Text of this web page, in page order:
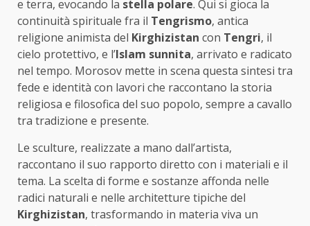
e terra, evocando la stella polare. Qui si gioca la
continuità spirituale fra il Tengrismo, antica
religione animista del Kirghizistan con Tengri, il
cielo protettivo, e l’Islam sunnita, arrivato e radicato
nel tempo. Morosov mette in scena questa sintesi tra
fede e identità con lavori che raccontano la storia
religiosa e filosofica del suo popolo, sempre a cavallo
tra tradizione e presente.
Le sculture, realizzate a mano dall’artista,
raccontano il suo rapporto diretto con i materiali e il
tema. La scelta di forme e sostanze affonda nelle
radici naturali e nelle architetture tipiche del
Kirghizistan, trasformando in materia viva un